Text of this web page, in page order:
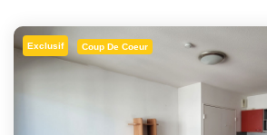
Exclusif Coup De Coeur